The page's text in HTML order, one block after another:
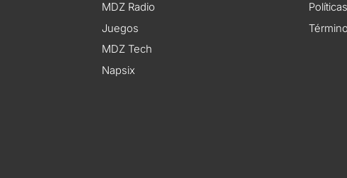
MDZ Radio
Juegos
MDZ Tech
Napsix